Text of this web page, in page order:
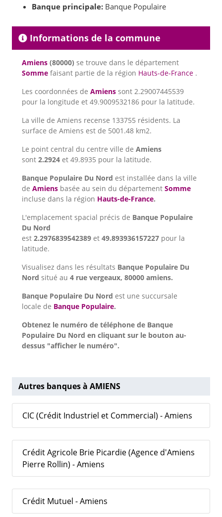
Banque principale: Banque Populaire
Informations de la commune
Amiens (80000) se trouve dans le département
Somme faisant partie de la région Hauts-de-France .
Les coordonnées de Amiens sont 2.29007445539
pour la longitude et 49.9009532186 pour la latitude.
La ville de Amiens recense 133755 résidents. La
surface de Amiens est de 5001.48 km2.
Le point central du centre ville de Amiens
sont 2.2924 et 49.8935 pour la latitude.
Banque Populaire Du Nord est installée dans la ville
de Amiens basée au sein du département Somme
incluse dans la région Hauts-de-France.
L'emplacement spacial précis de Banque Populaire
Du Nord
est 2.2976839542389 et 49.893936157227 pour la
latitude.
Visualisez dans les résultats Banque Populaire Du
Nord situé au 4 rue vergeaux, 80000 amiens.
Banque Populaire Du Nord est une succursale
locale de Banque Populaire.
Obtenez le numéro de téléphone de Banque
Populaire Du Nord en cliquant sur le bouton au-
dessus "afficher le numéro".
Autres banques à AMIENS
CIC (Crédit Industriel et Commercial) - Amiens
Crédit Agricole Brie Picardie (Agence d'Amiens
Pierre Rollin) - Amiens
Crédit Mutuel - Amiens